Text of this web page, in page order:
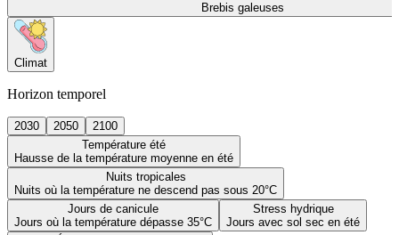
Brebis galeuses
Climat
Horizon temporel
2030 2050
2100
Température été
Hausse de la température moyenne en été
Nuits tropicales
Nuits où la température ne descend pas sous 20°C
Jours de canicule
Jours où la température dépasse 35°C
Stress hydrique
Jours avec sol sec en été